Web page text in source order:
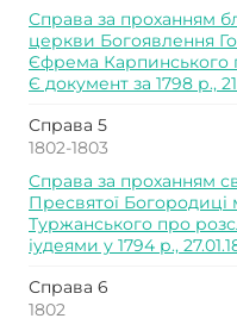
Справа за проханням
церкви Богоявлення
Єфрема Карпинського
Є документ за 1798 р.,
Справа 5
1802-1803
Справа за проханням
Пресвятої
Туржанського про
іудеями у 1794 р.,
Справа 6
1802